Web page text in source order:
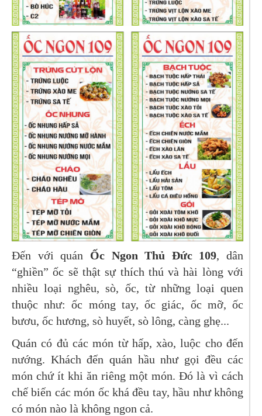
Đến với quán Ốc Ngon Thủ Đức 109, dân
“ghiền” ốc sẽ thật sự thích thú và hài lòng với
nhiều loại nghêu, sò, ốc, từ những loại quen
thuộc như: ốc móng tay, ốc giác, ốc mỡ, ốc
bươu, ốc hương, sò huyết, sò lông, càng ghẹ...
Quán có đủ các món từ hấp, xào, luộc cho đến
nướng. Khách đến quán hầu như gọi đều các
món chứ ít khi ăn riêng một món. Đó là vì cách
chế biến các món ốc khá đều tay, hầu như không
có món nào là không ngon cả.